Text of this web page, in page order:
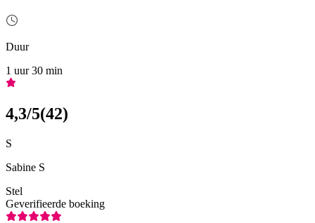
Duur
1 uur 30 min
4,3/5(42)
S
Sabine S
Stel
Geverifieerde boeking